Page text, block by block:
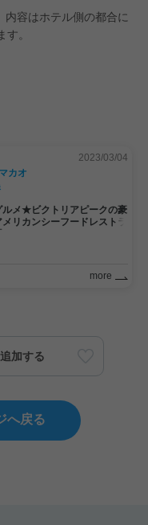
容はホテル側の都合に
。
2023/03/04
カオ
メ★ビクトリアピークの豪
リカンシーフードレストラ
BUBBA GUMP SHRIMP」
more
加する
へ戻る